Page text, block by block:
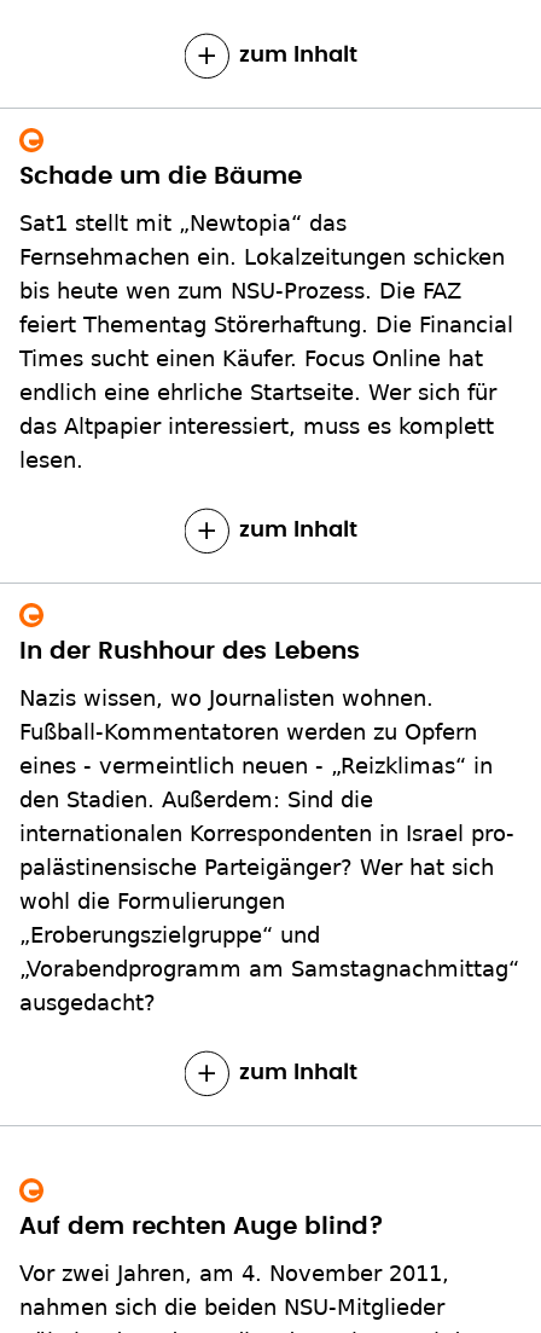
zum Inhalt
Schade um die Bäume
Sat1 stellt mit „Newtopia“ das
Fernsehmachen ein. Lokalzeitungen schicken
bis heute wen zum NSU-Prozess. Die FAZ
feiert Thementag Störerhaftung. Die Financial
Times sucht einen Käufer. Focus Online hat
endlich eine ehrliche Startseite. Wer sich für
das Altpapier interessiert, muss es komplett
lesen.
zum Inhalt
In der Rushhour des Lebens
Nazis wissen, wo Journalisten wohnen.
Fußball-Kommentatoren werden zu Opfern
eines - vermeintlich neuen - „Reizklimas“ in
den Stadien. Außerdem: Sind die
internationalen Korrespondenten in Israel pro-
palästinensische Parteigänger? Wer hat sich
wohl die Formulierungen
„Eroberungszielgruppe“ und
„Vorabendprogramm am Samstagnachmittag“
ausgedacht?
zum Inhalt
Auf dem rechten Auge blind?
Vor zwei Jahren, am 4. November 2011,
nahmen sich die beiden NSU-Mitglieder